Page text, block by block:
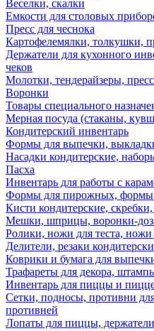
Веселки, скалки
Емкости для столовых
Пресс для чеснока
Картофелемялки, толкушки,
Держатели для кухонного
чеков
Молотки, тендерайзеры,
Воронки
Товары специального
Мерная посуда (стаканы,
Кондитерский инвентарь
Формы для выпечки,
Насадки кондитерские,
Пасха
Инвентарь для работы с
Формы для пирожных, формы
Кисти кондитерские,
Мешки, шприцы, воронки-
Ролики, ножи для теста, ножи
Делители, резаки
Коврики и бумага для
Трафареты для декора,
Инвентарь для пиццы и
Сетки, подносы, противни
противней
Лопаты для пиццы,